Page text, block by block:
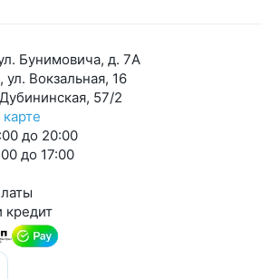
Бунимовича, д. 7A
ул. Вокзальная, 16
57/2
до 20:00
до 17:00
кредит